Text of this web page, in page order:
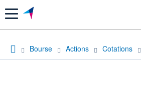
Menu
Bourse Actions Cotations